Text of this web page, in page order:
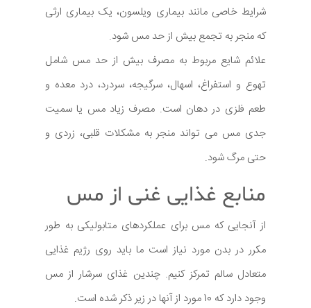
شرایط خاصی مانند بیماری ویلسون، یک بیماری ارثی
که منجر به تجمع بیش از حد مس شود.
علائم شایع مربوط به مصرف بیش از حد مس شامل
تهوع و استفراغ، اسهال، سرگیجه، سردرد، درد معده و
طعم فلزی در دهان است. مصرف زیاد مس یا سمیت
جدی مس می تواند منجر به مشکلات قلبی، زردی و
حتی مرگ شود.
منابع غذایی غنی از مس
از آنجایی که مس برای عملکردهای متابولیکی به طور
مکرر در بدن مورد نیاز است ما باید روی رژیم غذایی
متعادل سالم تمرکز کنیم. چندین غذای سرشار از مس
وجود دارد که 10 مورد از آنها در زیر ذکر شده است.